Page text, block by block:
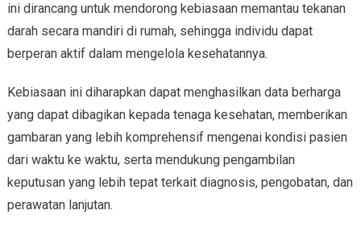
ini dirancang untuk mendorong kebiasaan memantau tekanan
darah secara mandiri di rumah, sehingga individu dapat
berperan aktif dalam mengelola kesehatannya.
Kebiasaan ini diharapkan dapat menghasilkan data berharga
yang dapat dibagikan kepada tenaga kesehatan, memberikan
gambaran yang lebih komprehensif mengenai kondisi pasien
dari waktu ke waktu, serta mendukung pengambilan
keputusan yang lebih tepat terkait diagnosis, pengobatan, dan
perawatan lanjutan.